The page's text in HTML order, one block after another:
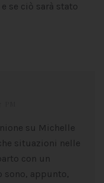
se ciò sarà stato
su Michelle
situazioni nelle
con un
sono, appunto,